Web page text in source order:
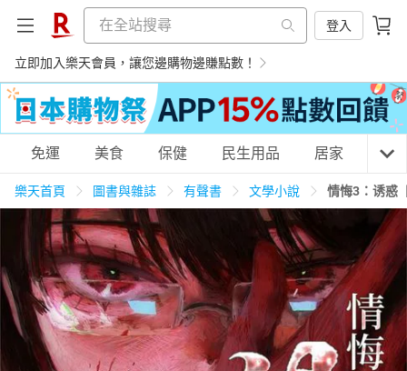
登入
立即加入樂天會員，讓您邊購物邊賺點數！
購物網分類
天天免運 美食蛋糕 養生保健 民生用品
居家生活 3C家電 運動休閒 親子玩具
免運 美食 保健 民生用品 居家 3C
樂天首頁 圖書與雜誌 有聲書 文學小說 情悔3：诱惑